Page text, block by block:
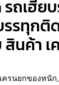
ถเฮี๊ย
บรรทุก
นค้า เ
ครนยกของหนัก,